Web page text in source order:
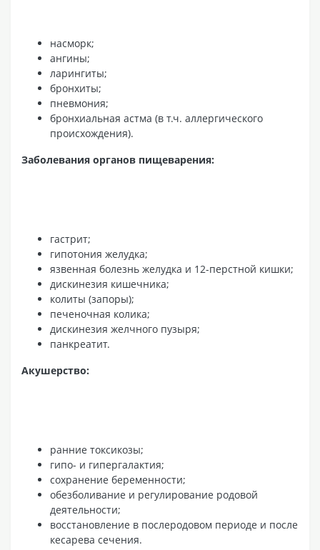
насморк;
ангины;
ларингиты;
бронхиты;
пневмония;
бронхиальная астма (в т.ч. аллергического
происхождения).
Заболевания органов пищеварения:
гастрит;
гипотония желудка;
язвенная болезнь желудка и 12-перстной кишки;
дискинезия кишечника;
колиты (запоры);
печеночная колика;
дискинезия желчного пузыря;
панкреатит.
Акушерство:
ранние токсикозы;
гипо- и гипергалактия;
сохранение беременности;
обезболивание и регулирование родовой
деятельности;
восстановление в послеродовом периоде и после
кесарева сечения.